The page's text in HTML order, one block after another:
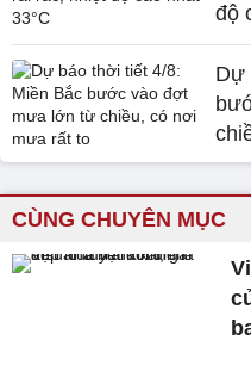
độ
Dự
CÙNG CHUYÊN MỤC